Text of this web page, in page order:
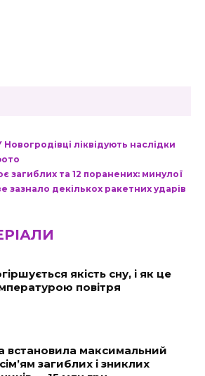
Новогродівці ліквідують наслідки
загиблих та 12 поранених: минулої
зазнало декількох ракетних ударів
якість сну, і як це
повітря
встановила максимальний
загиблих і зниклих